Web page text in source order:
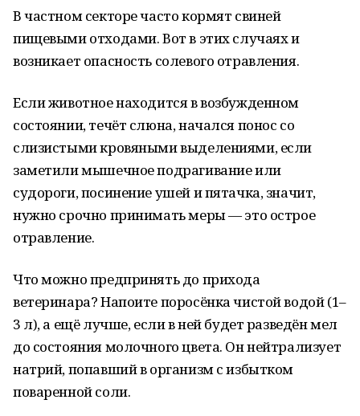
В частном секторе часто кормят свиней
пищевыми отходами. Вот в этих случаях и
возникает опасность солевого отравления.
Если животное находится в возбужденном
состоянии, течёт слюна, начался понос со
слизистыми кровяными выделениями, если
заметили мышечное подрагивание или
судороги, посинение ушей и пятачка, значит,
нужно срочно принимать меры — это острое
отравление.
Что можно предпринять до прихода
ветеринара? Напоите поросёнка чистой водой (1–
3 л), а ещё лучше, если в ней будет разведён мел
до состояния молочного цвета. Он нейтрализует
натрий, попавший в организм с избытком
поваренной соли.